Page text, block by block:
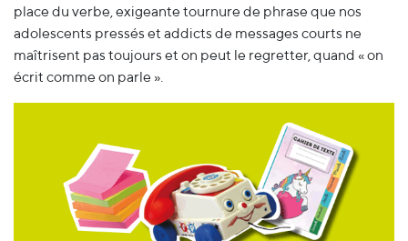
place du verbe, exigeante tournure de phrase que nos
adolescents pressés et addicts de messages courts ne
maîtrisent pas toujours et on peut le regretter, quand « on
écrit comme on parle ».